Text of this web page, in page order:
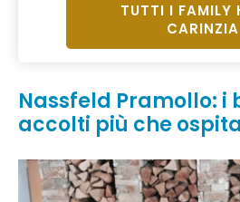
TUTTI I FAMILY
CARINZIA
Nassfeld Pramollo: i
accolti più che